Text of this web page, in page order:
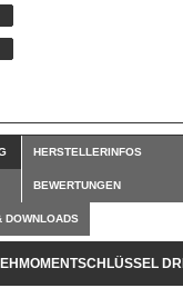
HERSTELLERINFOS
BEWERTUNGEN
DOWNLOADS